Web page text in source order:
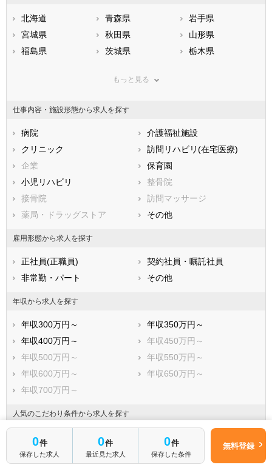
0件
保存した求人
0件
最近見た求人
0件
保存した条件
無料登録
北海道 青森県
岩手県
宮城県
秋田県
山形県
福島県
茨城県
栃木県
神奈川県
石川県
福井県
静岡県
三重県
滋賀県
大阪府
兵庫県
鳥取県
広島県
徳島県
香川県
愛媛県
鹿児島県
もっと見る
仕事内容・施設形態から求人を探す
病院
介護福祉施設
クリニック
訪問リハビリ(在宅医療)
企業
保育園
小児リハビリ
整骨院
接骨院
訪問マッサージ
薬局・ドラッグストア
その他
雇用形態から求人を探す
正社員(正職員)
契約社員・嘱託社員
非常勤・パート
その他
年収から求人を探す
年収300万円～
年収350万円～
年収400万円～
年収450万円～
年収500万円～
年収550万円～
年収600万円～
年収650万円～
年収700万円～
人気のこだわり条件から求人を探す
管理職求人
駅から徒歩5分以内
駅から徒歩10分以内
車通勤可